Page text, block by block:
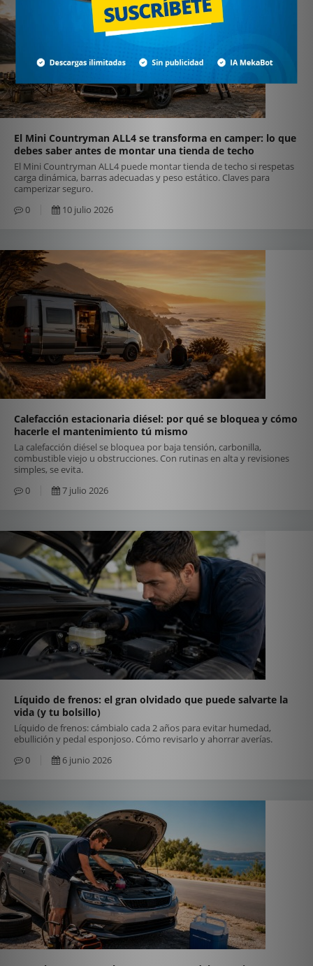
El Mini Countryman ALL4 se transforma en camper: lo que
debes saber antes de montar una tienda de techo
El Mini Countryman ALL4 puede montar tienda de techo si respetas
carga dinámica, barras adecuadas y peso estático. Claves para
camperizar seguro.
0
10 julio 2026
Calefacción estacionaria diésel: por qué se bloquea y cómo
hacerle el mantenimiento tú mismo
La calefacción diésel se bloquea por baja tensión, carbonilla,
combustible viejo u obstrucciones. Con rutinas en alta y revisiones
simples, se evita.
0
7 julio 2026
Líquido de frenos: el gran olvidado que puede salvarte la
vida (y tu bolsillo)
Líquido de frenos: cámbialo cada 2 años para evitar humedad,
ebullición y pedal esponjoso. Cómo revisarlo y ahorrar averías.
0
6 junio 2026